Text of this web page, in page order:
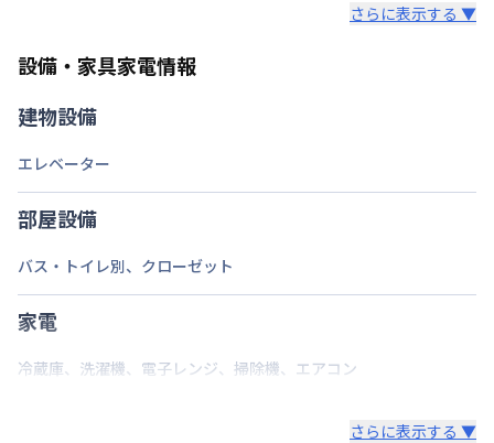
約が入っていなければ、ご対応可能です。その際、再
い。期間の変更がある場合は、できるだけお早めにご
さらに表示する ▼
設備・家具家電情報
建物設備
エレベーター
部屋設備
バス・トイレ別、 クローゼット
家電
冷蔵庫、 洗濯機、 電子レンジ、 掃除機、 エアコン
さらに表示する ▼